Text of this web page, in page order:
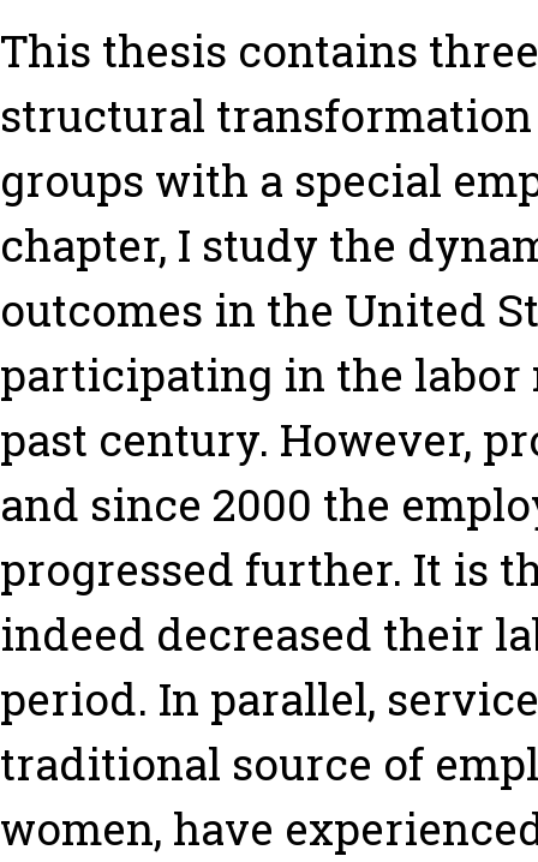
This thesis contains
structural
groups with a special
chapter, I study the
outcomes in the United
participating in the
past century. However,
and since 2000 the
progressed further. It is
indeed decreased their
period. In parallel,
traditional source of
women, have